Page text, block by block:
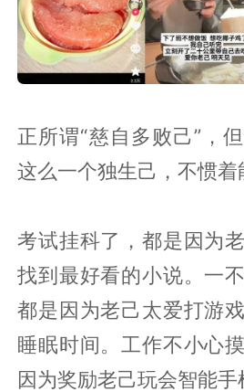
正所谓“慈自多败己”，
这么一个独生己，不惯着
考试挂科了，都是因为
找到最好看的小说。一
都是因为老己太爱打游
睡眠时间。工作不小心
因为奖励老己玩会智能手